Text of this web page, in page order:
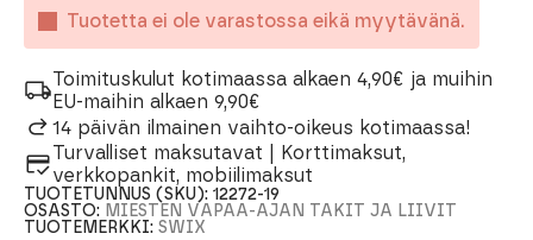
Tuotetta ei ole varastossa eikä myytävänä.
Toimituskulut kotimaassa alkaen 4,90€ ja muihin
EU-maihin alkaen 9,90€
14 päivän ilmainen vaihto-oikeus kotimaassa!
Turvalliset maksutavat | Korttimaksut,
verkkopankit, mobiilimaksut
TUOTETUNNUS (SKU):12272-19
OSASTO: MIESTEN VAPAA-AJAN TAKIT JA LIIVIT
TUOTEMERKKI:SWIX